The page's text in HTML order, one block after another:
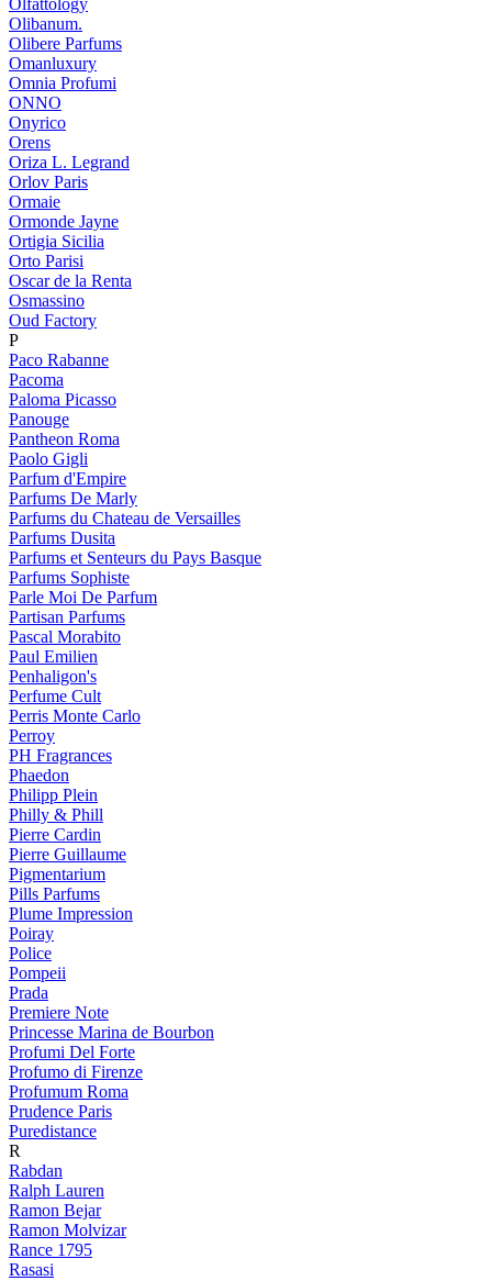
Olfattology
Olibanum.
Olibere Parfums
Omanluxury
Omnia Profumi
ONNO
Onyrico
Orens
Oriza L. Legrand
Orlov Paris
Ormaie
Ormonde Jayne
Ortigia Sicilia
Orto Parisi
Oscar de la Renta
Osmassino
Oud Factory
P
Paco Rabanne
Pacoma
Paloma Picasso
Panouge
Pantheon Roma
Paolo Gigli
Parfum d'Empire
Parfums De Marly
Parfums du Chateau de Versailles
Parfums Dusita
Parfums et Senteurs du Pays Basque
Parfums Sophiste
Parle Moi De Parfum
Partisan Parfums
Pascal Morabito
Paul Emilien
Penhaligon's
Perfume Cult
Perris Monte Carlo
Perroy
PH Fragrances
Phaedon
Philipp Plein
Philly & Phill
Pierre Cardin
Pierre Guillaume
Pigmentarium
Pills Parfums
Plume Impression
Poiray
Police
Pompeii
Prada
Premiere Note
Princesse Marina de Bourbon
Profumi Del Forte
Profumo di Firenze
Profumum Roma
Prudence Paris
Puredistance
R
Rabdan
Ralph Lauren
Ramon Bejar
Ramon Molvizar
Rance 1795
Rasasi